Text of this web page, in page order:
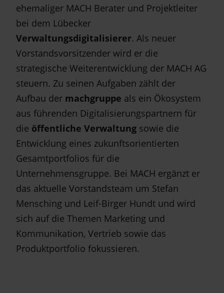
ehemaliger MACH Berater und Projektleiter
bei dem Lübecker
Verwaltungsdigitalisierer. Als neuer
Vorstandsvorsitzender wird er die
strategische Weiterentwicklung der MACH AG
steuern. Zu seinen Aufgaben zählt der
Aufbau der machgruppe als ein Ökosystem
aus führenden Digitalisierungspartnern für
die öffentliche Verwaltung sowie die
Entwicklung eines zukunftsorientierten
Gesamtportfolios für die
Unternehmensgruppe. Bei MACH ergänzt er
das aktuelle Vorstandsteam um Stefan
Mensching und Leif-Birger Hundt und wird
sich auf die Themen Marketing und
Kommunikation, Vertrieb sowie das
Produktportfolio fokussieren.